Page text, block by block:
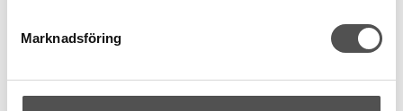
Marknadsföring
Färg:Ljusblå (Ingår i en serie om totalt 15 färger)
(t.ex. Wave-söm), flatlock och elastiska sömmar i trikå,
bad- och underkläder.